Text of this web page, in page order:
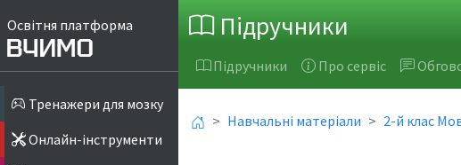
Освітня платформа
Тренажери для мозку
Онлайн-інструменти
Підручники
Підручники Про сервіс
Навчальні матеріали 2-й клас